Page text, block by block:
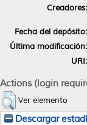
Creadores:
Fecha del depósito:
Última modificación:
URI:
Actions (login
Ver elemento
Descargar